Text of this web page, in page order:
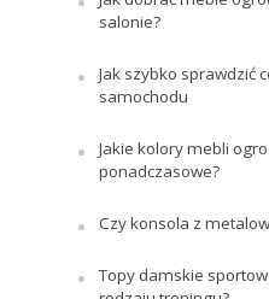
salonie?
Jak szybko sprawdzić
samochodu
Jakie kolory mebli
ponadczasowe?
Czy konsola z
Topy damskie